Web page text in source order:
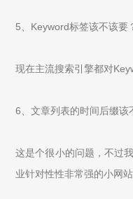
5、Keyword标签该不该要
现在主流搜索引擎都对
6、文章列表的时间后缀该
这是个很小的问题，不过
业针对性性非常强的小网